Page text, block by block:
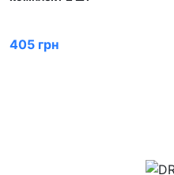
405 грн